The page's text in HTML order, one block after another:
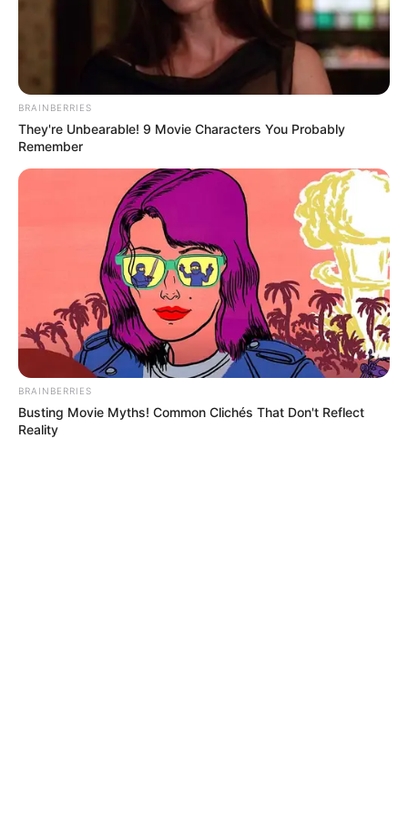
BRAINBERRIES
They're Unbearable! 9 Movie Characters You Probably
Remember
BRAINBERRIES
Busting Movie Myths! Common Clichés That Don't Reflect
Reality